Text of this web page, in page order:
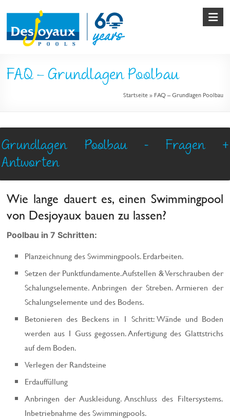
content
&
Desjoyaux
FAQ – Grundlagen Poolbau
Startseite» FAQ – Grundlagen Poolbau
Grundlagen Poolbau - Fragen +
Antworten
Wie lange dauert es, einen Swimmingpool
von Desjoyaux bauen zu lassen?
Poolbau in 7 Schritten:
Planzeichnung des Swimmingpools. Erdarbeiten.
Setzen der Punktfundamente. Aufstellen & Verschrauben der
Schalungselemente. Anbringen der Streben. Armieren der
Schalungselemente und des Bodens.
Betonieren des Beckens in 1 Schritt: Wände und Boden
werden aus 1 Guss gegossen. Anfertigung des Glattstrichs
auf dem Boden.
Verlegen der Randsteine
Erdauffüllung
Anbringen der Auskleidung. Anschluss des Filtersystems.
Inbetriebnahme des Swimmingpools.